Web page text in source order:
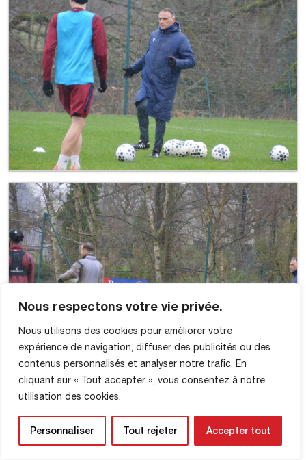
Nous respectons votre vie privée.
Nous utilisons des cookies pour améliorer votre
expérience de navigation, diffuser des publicités ou des
contenus personnalisés et analyser notre trafic. En
cliquant sur « Tout accepter », vous consentez à notre
utilisation des cookies.
Personnaliser Tout rejeter Accepter tout